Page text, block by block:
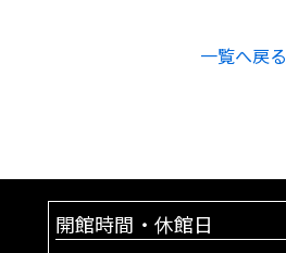
一覧へ戻る
開館時間・休館日